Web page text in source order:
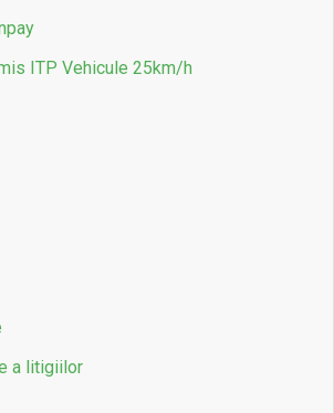
ITP Vehicule 25km/h
a litigiilor